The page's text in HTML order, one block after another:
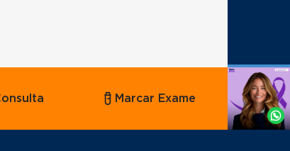
Agende
Whatsapp
Marcar Exame